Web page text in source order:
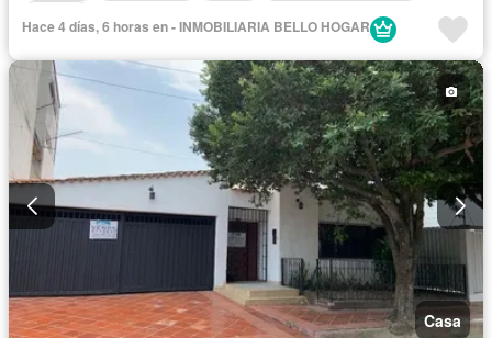
Hace 4 días, 6 horas en - INMOBILIARIA BELLO HOGAR
Casa